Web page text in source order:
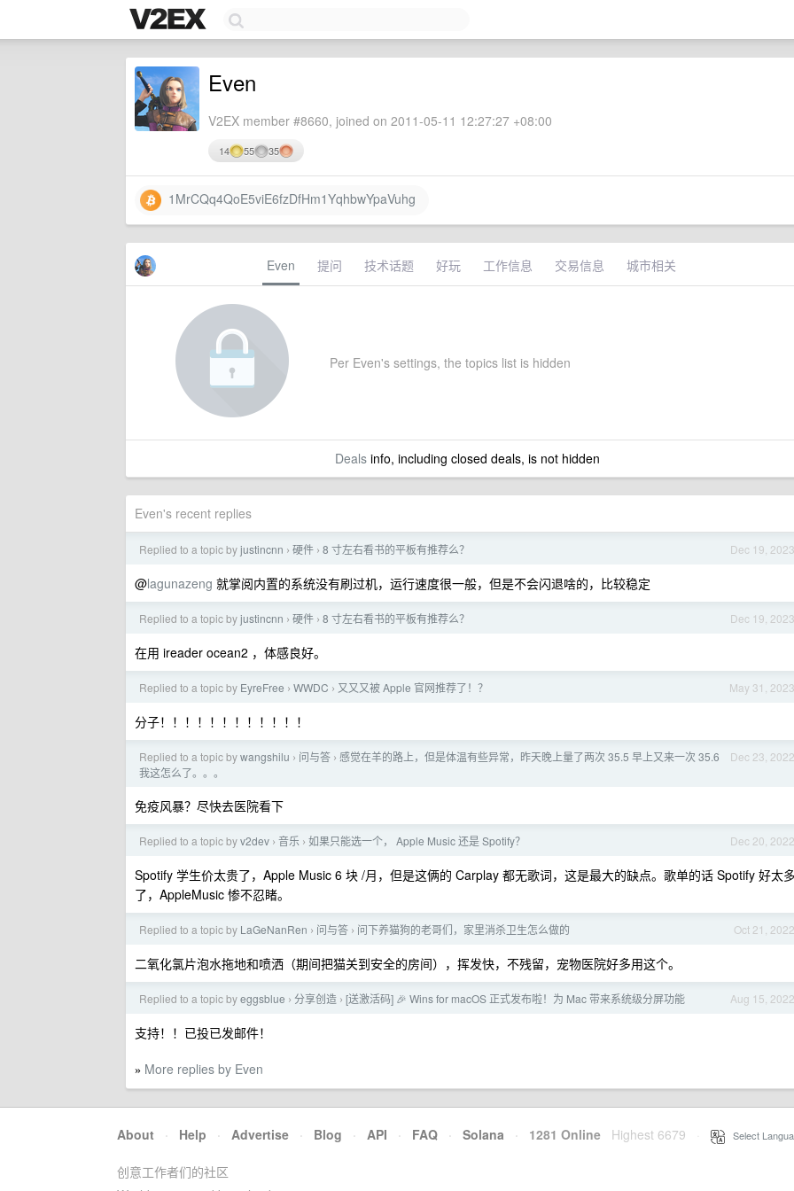
Even
V2EX member #8660, joined on 2011-05-11 12:27:27 +08:00
14 55 35
1MrCQq4QoE5viE6fzDfHm1YqhbwYpaVuhg
Even 提问 技术话题 好玩 工作信息 交易信息 城市相关
Per Even's settings, the topics list is hidden
Dealsinfo, including closed deals, is not hidden
Even's recent replies
Dec 19, 2023
Replied to a topic byjustincnn › 硬件 › 8 寸左右看书的平板有推荐么？
@lagunazeng 就掌阅内置的系统没有刷过机，运行速度很一般，但是不会闪退啥的，比较稳定
Dec 19, 2023
Replied to a topic byjustincnn › 硬件 › 8 寸左右看书的平板有推荐么？
在用 ireader ocean2 ，体感良好。
May 31, 2023
Replied to a topic by EyreFree › WWDC › 又又又被 Apple 官网推荐了！？
分子！！！！！！！！！！！！
Dec 23, 2022
Replied to a topic bywangshilu › 问与答 › 感觉在羊的路上，但是体温有些异常，昨天晚上量了两次 35.5 早上又来一次 35.6
我这怎么了。。。
免疫风暴？尽快去医院看下
Dec 20, 2022
Replied to a topic byv2dev › 音乐 › 如果只能选一个， Apple Music 还是 Spotify？
Spotify 学生价太贵了，Apple Music 6 块 /月，但是这俩的 Carplay 都无歌词，这是最大的缺点。歌单的话 Spotify 好太多
了，AppleMusic 惨不忍睹。
Oct 21, 2022
Replied to a topic by LaGeNanRen › 问与答 › 问下养猫狗的老哥们，家里消杀卫生怎么做的
二氧化氯片泡水拖地和喷洒（期间把猫关到安全的房间），挥发快，不残留，宠物医院好多用这个。
Aug 15, 2022
Replied to a topic byeggsblue › 分享创造 › [送激活码] 🎉 Wins for macOS 正式发布啦！为 Mac 带来系统级分屏功能
支持！！已投已发邮件！
» More replies by Even
About · Help · Advertise · Blog · API · FAQ · Solana · 1281 Online Highest 6679 Select
创意工作者们的社区